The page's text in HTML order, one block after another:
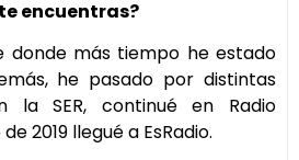
encuentras?
donde más tiempo he estado
he pasado por distintas
la SER, continué en Radio
2019 llegué a EsRadio.